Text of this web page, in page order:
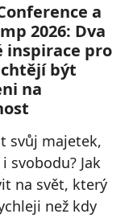
a
2026: Dva
inspirace pro
být
na
svůj majetek,
svobodu? Jak
na svět, který
než kdy